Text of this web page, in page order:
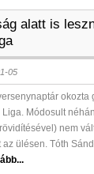
alatt is
05
Liga. Módosult
nem
ülésen. Tóth